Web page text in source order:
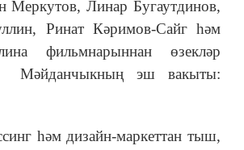
Меркутов, Линар Бугаутдинов,
Ринат Кәримов-Сайг һәм
фильмнарыннан өзекләр
Мәйданчыкның эш вакыты:
һәм дизайн-маркеттан тыш,